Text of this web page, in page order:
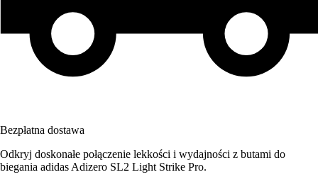
Bezpłatna dostawa
Odkryj doskonałe połączenie lekkości i wydajności z butami do
biegania adidas Adizero SL2 Light Strike Pro.